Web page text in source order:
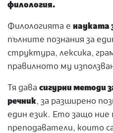
филология.
Филологията е науката
пълните познания за
структура, лексика,
правилното му
Тя дава сигурни методи
речник, за разширено
един език. Ето защо
преподаватели, които